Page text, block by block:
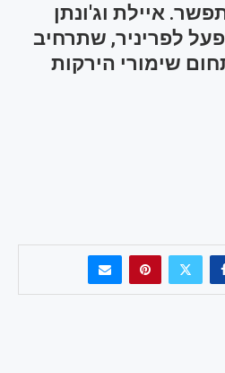
איילת וג'ונתן
לפריניר, שתרחיב
שימורי הירקות